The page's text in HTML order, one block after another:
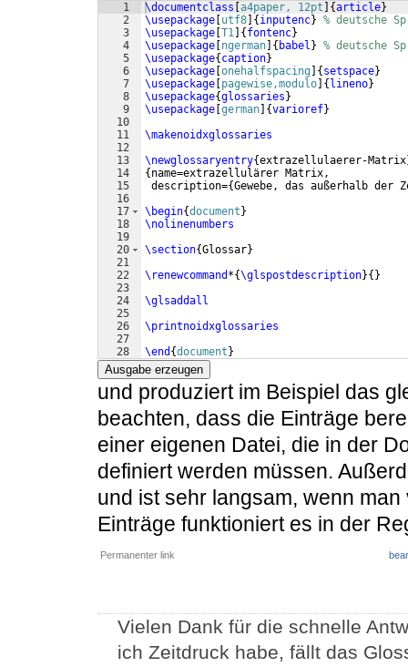
1
2
3
4
5
6
7
8
9
10
11
12
13
14
15
16
17
18
19
20
21
22
23
24
25
26
27
28
\documentclass a4paper, 12pt {article}
\usepackage utf8 { inputenc} % deutsche
\usepackage T1 { fontenc}
\usepackage ngerman { babel } % deutsche
\usepackage{ caption}
\usepackage onehalfspacing { setspace}
\usepackage pagewise,modulo { lineno}
\usepackage{glossaries }
\usepackage german {varioref}
\makenoidxglossaries
\newglossaryentry{extrazellulaerer-Matrix
{ name=extrazellulärer Matrix,
description={Gewebe, das außerhalb
\begin{document }
\nolinenumbers
\section{Glossar}
\renewcommand *{\glspostdescription}{ }
\glsaddall
\printnoidxglossaries
\end {document }
Ausgabe erzeugen
und produziert im Beispiel das
beachten, dass die Einträge
einer eigenen Datei, die in der
definiert werden müssen.
und ist sehr langsam, wenn
Einträge funktioniert es in der
Permanenter link
Vielen Dank für die schnelle
ich Zeitdruck habe, fällt das